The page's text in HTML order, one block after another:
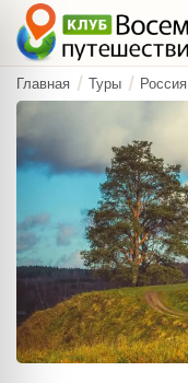
Главная Туры Россия